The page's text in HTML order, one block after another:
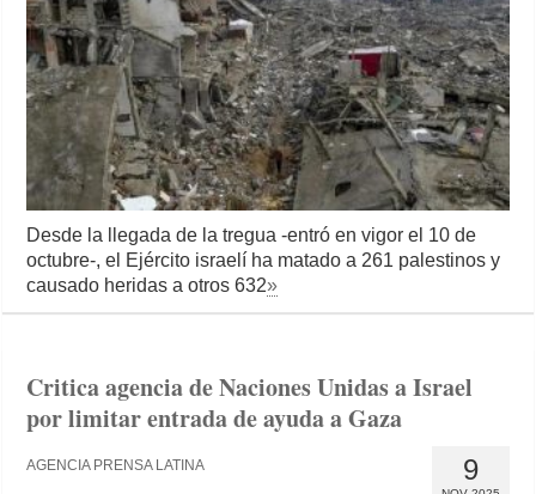
Desde la llegada de la tregua -entró en vigor el 10 de
octubre-, el Ejército israelí ha matado a 261 palestinos y
causado heridas a otros 632»
Critica agencia de Naciones Unidas a Israel
por limitar entrada de ayuda a Gaza
9
AGENCIA PRENSA LATINA